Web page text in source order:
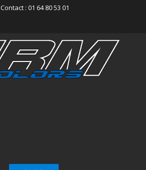
Contact : 01 64 80 53 01